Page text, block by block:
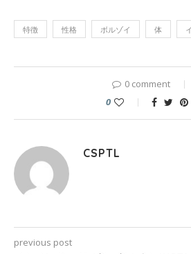
特徴 性格 ボルゾイ 体
0 comment
0
CSPTL
previous post